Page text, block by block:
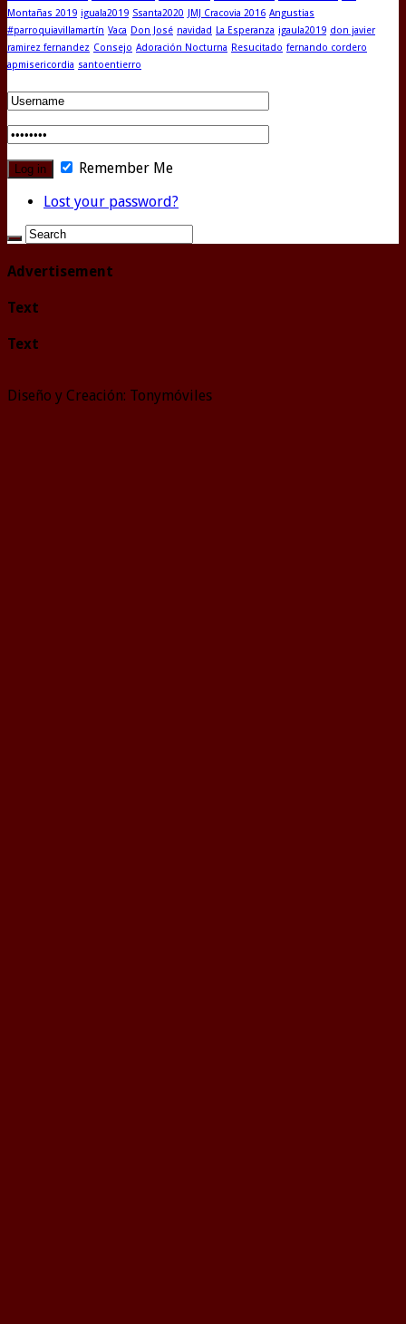
Montañas 2019 iguala2019 Ssanta2020 JMJ Cracovia 2016 Angustias
#parroquiavillamartín Vaca Don José navidad La Esperanza igaula2019 don javier
ramirez fernandez Consejo Adoración Nocturna Resucitado fernando cordero
apmisericordia santoentierro
Remember Me
Lost your password?
Advertisement
Text
Text
Diseño y Creación: Tonymóviles